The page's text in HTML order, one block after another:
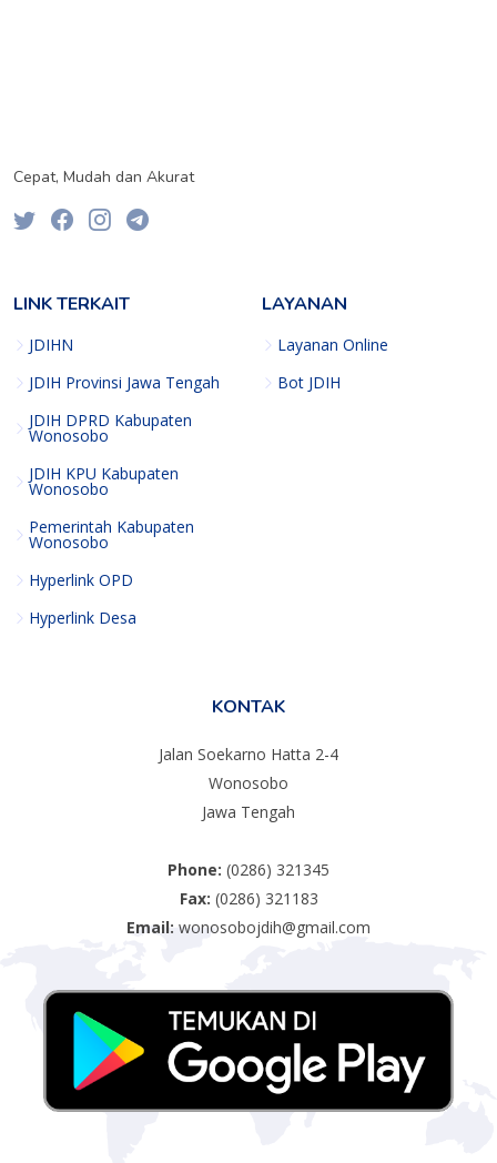
Cepat, Mudah dan Akurat
LINK TERKAIT
JDIHN
JDIH Provinsi Jawa Tengah
JDIH DPRD Kabupaten
Wonosobo
JDIH KPU Kabupaten
Wonosobo
Pemerintah Kabupaten
Wonosobo
Hyperlink OPD
Hyperlink Desa
LAYANAN
Layanan Online
Bot JDIH
KONTAK
Jalan Soekarno Hatta 2-4
Wonosobo
Jawa Tengah
Phone: (0286) 321345
Fax: (0286) 321183
Email: wonosobojdih@gmail.com